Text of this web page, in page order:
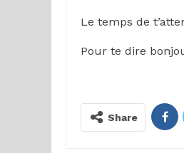
Le temps de
Pour te dire
Share